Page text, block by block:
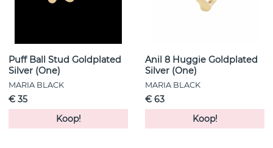
Puff Ball Stud Goldplated
Silver (One)
MARIA BLACK
€ 35
Koop!
Anil 8 Huggie Goldplated
Silver (One)
MARIA BLACK
€ 63
Koop!